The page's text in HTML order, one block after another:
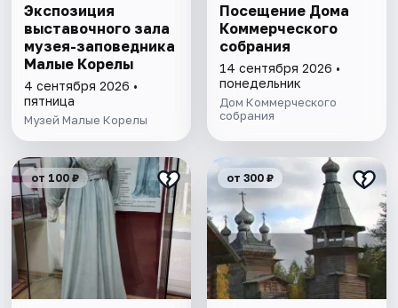
Экспозиция
выставочного зала
музея-заповедника
Малые Корелы
4 сентября 2026 •
пятница
Музей Малые Корелы
Посещение Дома
Коммерческого
собрания
14 сентября 2026 •
понедельник
Дом Коммерческого
собрания
от 100 ₽ от 300 ₽